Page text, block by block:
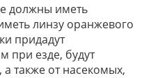
должны иметь
линзу оранжевого
придадут
при езде, будут
также от насекомых,